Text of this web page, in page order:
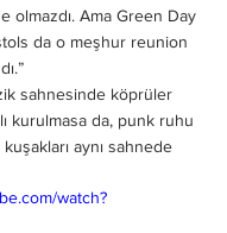
olmazdı. Ama Green Day
da o meşhur reunion
sahnesinde köprüler
kurulmasa da, punk ruhu
aynı sahnede
watch?